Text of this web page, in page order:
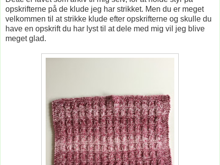
opskrifterne på de klude jeg har strikket. Men du er meget
velkommen til at strikke klude efter opskrifterne og skulle du
have en opskrift du har lyst til at dele med mig vil jeg blive
meget glad.